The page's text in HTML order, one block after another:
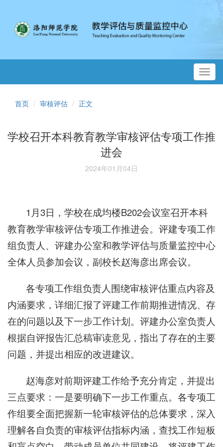
首页 审核评估 正文
学校召开本科教育教学审核评估专项工作推
进会
2024年01月04日
1月3日，学校在成均楼B202会议室召开本科
教育教学审核评估专项工作推进会。评建专项工作
组负责人、评建办公室和教学评估与质量监控中心
全体人员参加会议，副校长赵海彦出席会议。
各专项工作组负责人围绕审核评估重点内容及
内涵要求，详细汇报了评建工作前期推进情况、存
在的问题以及下一步工作计划。评建办公室负责人
根据自评报告汇总稿审读意见，指出了存在的主要
问题，并提出相应的改进建议。
赵海彦对前期评建工作给予充分肯定，并提出
三点要求：一是要明确下一步工作重点。各专项工
作组要全面把握新一轮审核评估的总体要求，深入
理解各自负责的审核评估指标内涵，查找工作短板